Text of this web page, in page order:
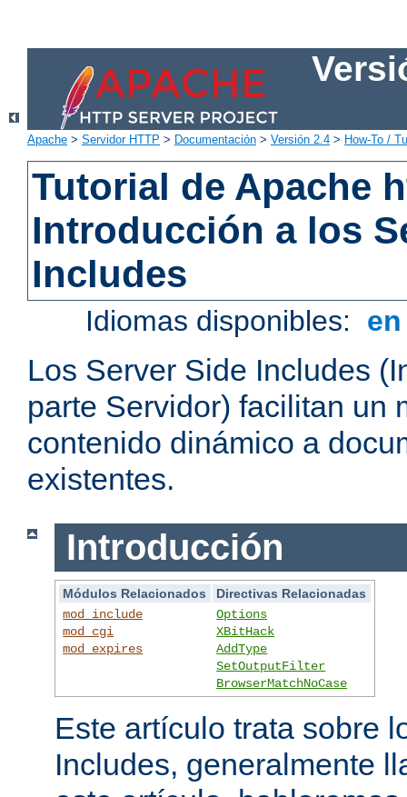
Apache > Servidor HTTP > Documentación > Versión 2.4 > How-To /
Tutorial de Apache
Introducción a los
Includes
Idiomas disponibles:
Los Server Side Includes
parte Servidor) facilitan un
contenido dinámico a
existentes.
Introducción
Módulos Relacionados
Directivas Relacionadas
mod_include
mod_cgi
mod_expires
Options
XBitHack
AddType
SetOutputFilter
BrowserMatchNoCase
Este artículo trata sobre
Includes, generalmente